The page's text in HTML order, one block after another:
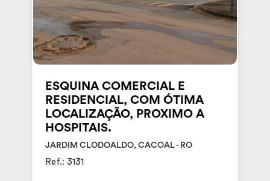
ESQUINA COMERCIAL E
RESIDENCIAL, COM ÓTIMA
LOCALIZAÇÃO, PROXIMO A
HOSPITAIS.
JARDIM CLODOALDO, CACOAL - RO
Ref.: 3131